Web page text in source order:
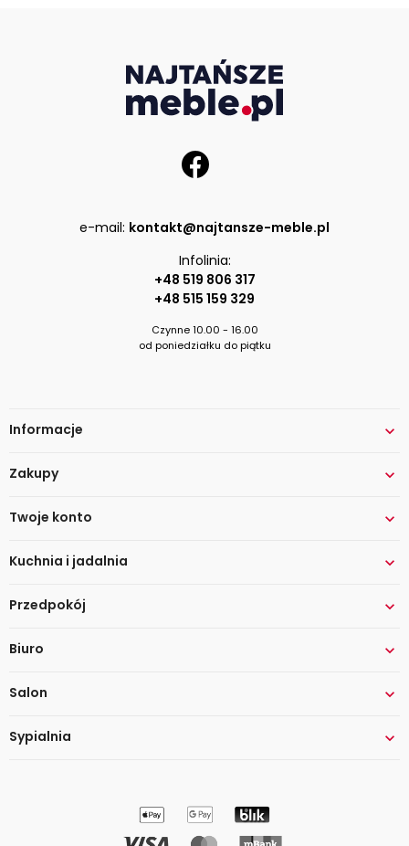
e-mail: kontakt@najtansze-meble.pl
Infolinia:
+48 519 806 317
+48 515 159 329
Czynne 10.00 - 16.00
od poniedziałku do piątku
Informacje 
Zakupy 
Twoje konto 
Kuchnia i jadalnia 
Przedpokój 
Biuro 
Salon 
Sypialnia 